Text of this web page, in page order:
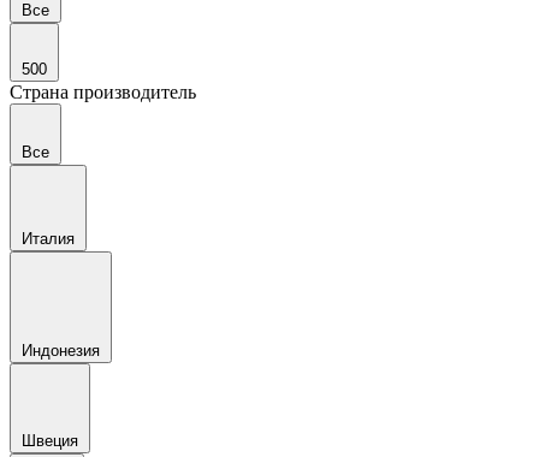
Все
500
Страна производитель
Все
Италия
Индонезия
Швеция